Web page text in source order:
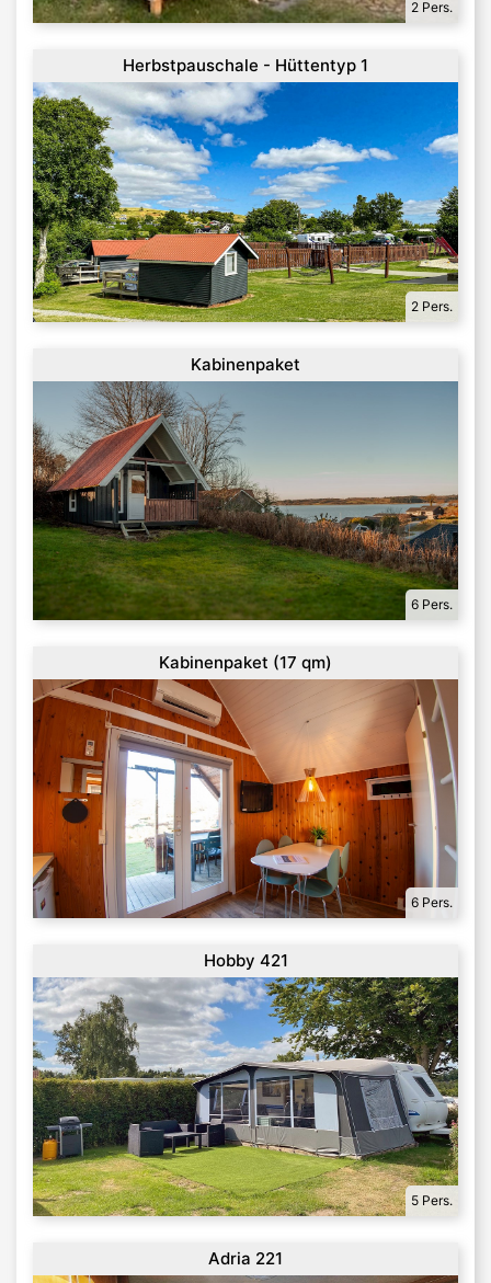
2 Pers.
Herbstpauschale - Hüttentyp 1
2 Pers.
Kabinenpaket
6 Pers.
Kabinenpaket (17 qm)
6 Pers.
Hobby 421
5 Pers.
Adria 221